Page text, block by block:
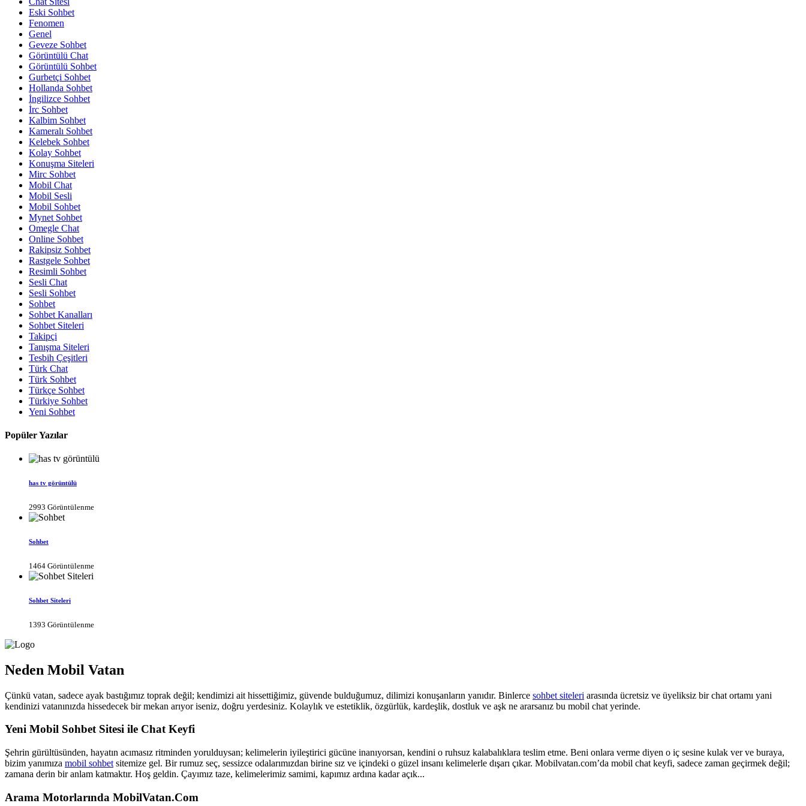
Eski Sohbet
Fenomen
Genel
Geveze Sohbet
Görüntülü Chat
Görüntülü Sohbet
Gurbetçi Sohbet
Hollanda Sohbet
İngilizce Sohbet
İrc Sohbet
Kalbim Sohbet
Kameralı Sohbet
Kelebek Sohbet
Kolay Sohbet
Konuşma Siteleri
Mirc Sohbet
Mobil Chat
Mobil Sesli
Mobil Sohbet
Mynet Sohbet
Omegle Chat
Online Sohbet
Rakipsiz Sohbet
Rastgele Sohbet
Resimli Sohbet
Sesli Chat
Sesli Sohbet
Sohbet
Sohbet Kanalları
Sohbet Siteleri
Takipçi
Tanışma Siteleri
Tesbih Çeşitleri
Türk Chat
Türk Sohbet
Türkçe Sohbet
Türkiye Sohbet
Yeni Sohbet
Popüler Yazılar
has tv görüntülü
2993 Görüntülenme
Sohbet
1464 Görüntülenme
Sohbet Siteleri
1393 Görüntülenme
Neden Mobil Vatan
Çünkü vatan, sadece ayak bastığımız toprak değil; kendimizi ait hissettiğimiz, güvende bulduğumuz, dilimizi konuşanların yanıdır. Binlerce sohbet siteleri arasında ücretsiz ve üyeliksiz bir chat ortamı yani
kendinizi vatanınızda hissedecek bir mekan arıyor iseniz, doğru yerdesiniz. Kolaylık ve estetiklik, özgürlük, kardeşlik, dostluk ve aşk ne ararsanız bu mobil chat yerinde.
Yeni Mobil Sohbet Sitesi ile Chat Keyfi
Şehrin gürültüsünden, hayatın acımasız ritminden yorulduysan; kelimelerin iyileştirici gücüne inanıyorsan, kendini o ruhsuz kalabalıklara teslim etme. Beni onlara verme diyen o iç sesine kulak ver ve buraya,
bizim yanımıza mobil sohbet sitemize gel. Bir rumuz seç, sessizce odalarımızdan birine sız ve içindeki o güzel insanı kelimelerle dışarı çıkar. Mobilvatan.com’da mobil chat keyfi, sadece zaman geçirmek değil;
zamana derin bir anlam katmaktır. Hoş geldin. Çayımız taze, kelimelerimiz samimi, kapımız ardına kadar açık...
Arama Motorlarında MobilVatan.Com